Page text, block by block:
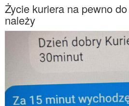
Życie kuriera na pewno
należy